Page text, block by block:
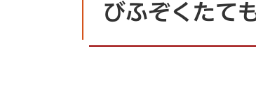
びふぞくたて